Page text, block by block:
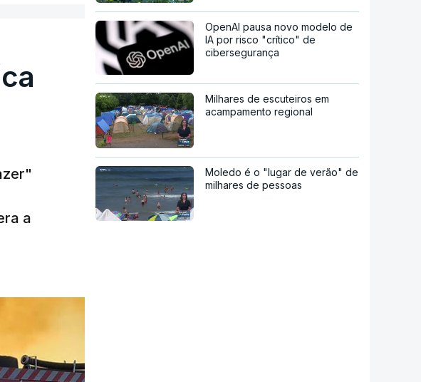
a
OpenAI pausa novo modelo de
IA por risco "crítico" de
cibersegurança
Milhares de escuteiros em
acampamento regional
Moledo é o "lugar de verão" de
milhares de pessoas